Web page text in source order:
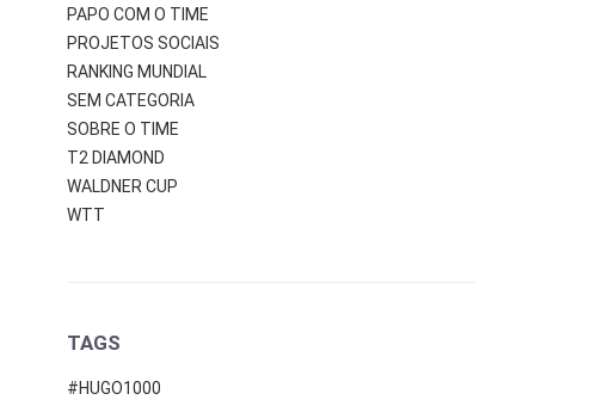
PAPO COM O TIME
PROJETOS SOCIAIS
RANKING MUNDIAL
SEM CATEGORIA
SOBRE O TIME
T2 DIAMOND
WALDNER CUP
WTT
TAGS
#HUGO1000